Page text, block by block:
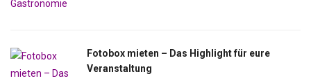
Fotobox mieten – Das Highlight für eure
Veranstaltung